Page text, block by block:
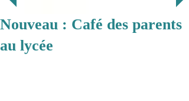
Nouveau : Café des parents
au lycée